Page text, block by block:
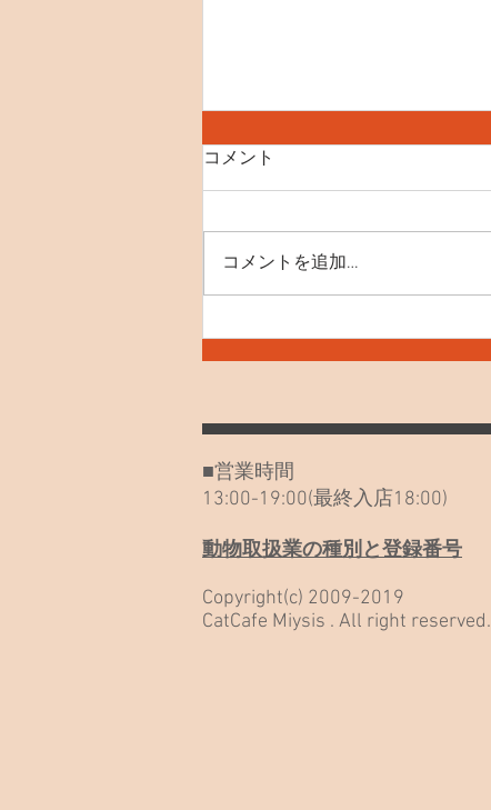
8月8日(土) 世界ねこの日
【SNS】 instagram X(Twitter)
いくまえに 初めてご来店をお考
えのお客様へ(お子様とのご利用
ントカードのご利用について 26
年6月～土日祝日の営業時間が変
更になります 「野良だったんだ
コメント
コメントを追加…
■営業時間
13:00-19:00(最終入店18:00)
動物取扱業の種別と登録番号
Copyright(c) 2009-2019
CatCafe Miysis . All right reserved.